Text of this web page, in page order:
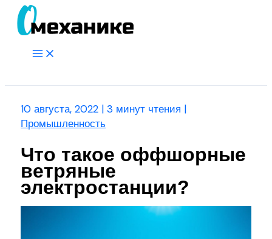
Перейти
Main
10 августа, 2022 |3 минут чтения |
Промышленность
Что такое оффшорные
ветряные
электростанции?